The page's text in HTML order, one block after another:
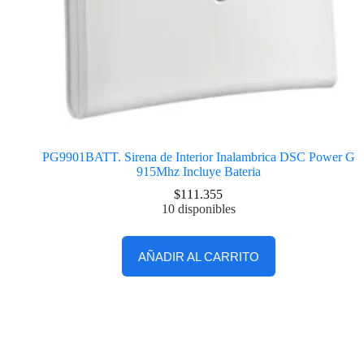
PG9901BATT. Sirena de Interior Inalambrica DSC Power G
915Mhz Incluye Bateria
$111.355
10 disponibles
AÑADIR AL CARRITO